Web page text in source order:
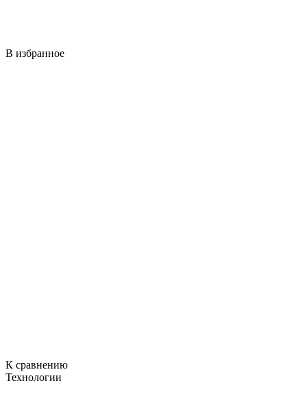
В избранное
К сравнению
Технологии